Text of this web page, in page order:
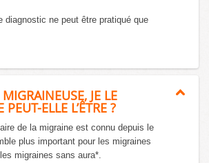
diagnostic ne peut être pratiqué que
JE LE
ELLE L’ÊTRE ?
de la migraine est connu depuis le
plus important pour les migraines
migraines sans aura*.